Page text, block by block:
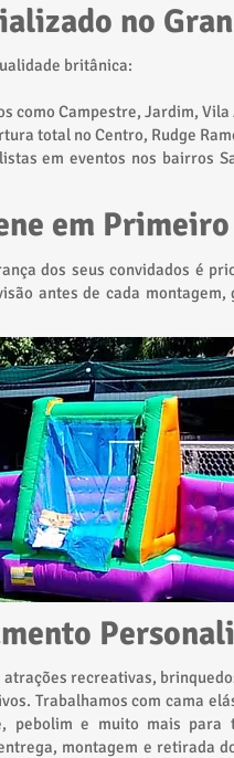
no
britânica:
como Campestre, Jardim,
total no Centro, Rudge
em eventos nos bairros
em
dos seus convidados é
antes de cada
recreativas,
Trabalhamos com cama
pebolim e muito mais para
montagem e retirada